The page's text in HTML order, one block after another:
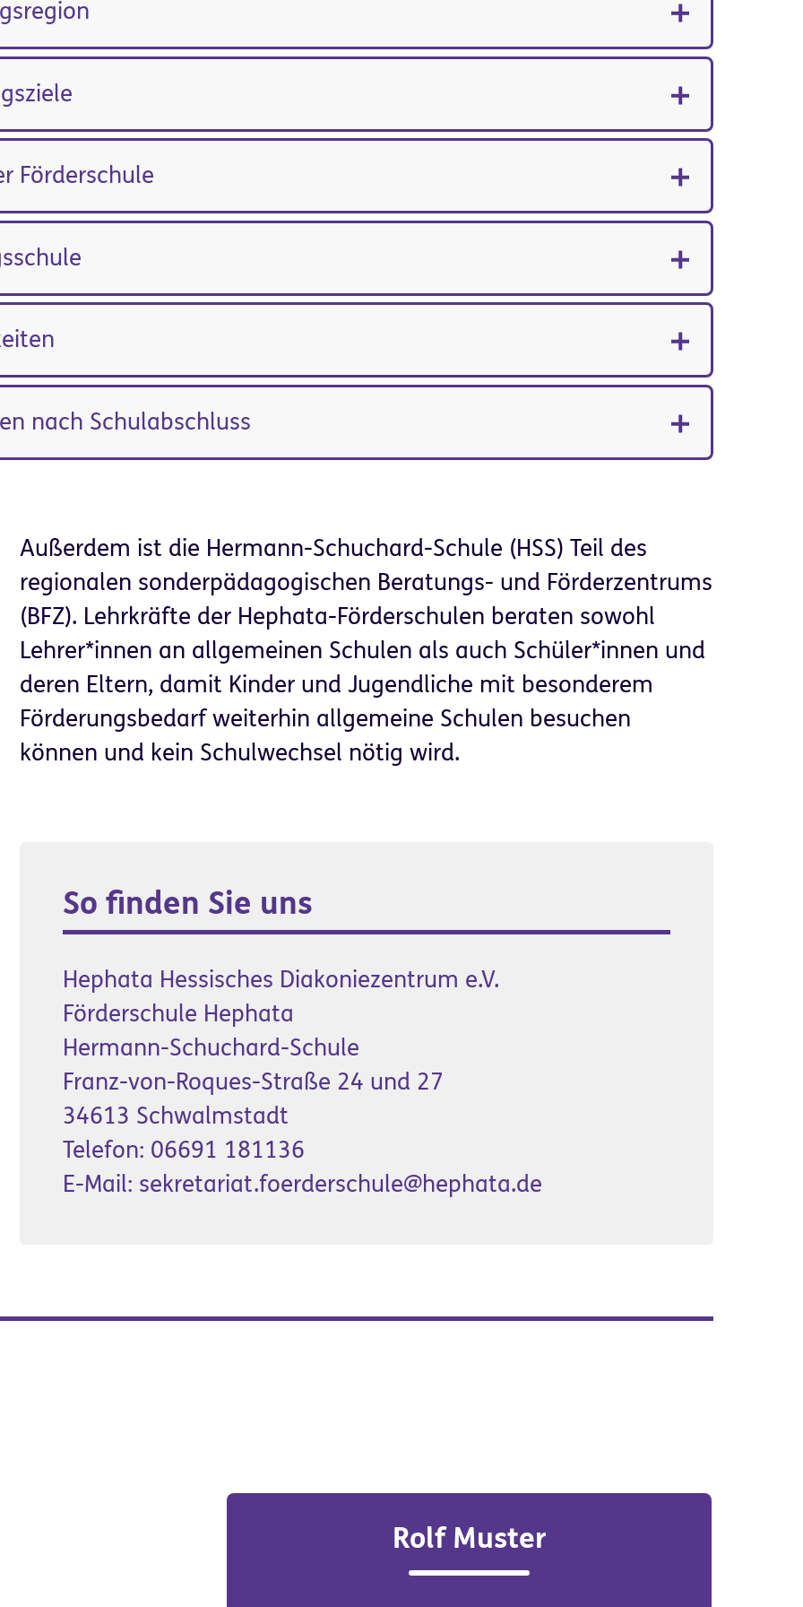
Förderschule
nach Schulabschluss
Außerdem ist die Hermann-Schuchard-Schule (HSS) Teil des
regionalen sonderpädagogischen Beratungs- und Förderzentrums
(BFZ). Lehrkräfte der Hephata-Förderschulen beraten sowohl
Lehrer*innen an allgemeinen Schulen als auch Schüler*innen und
deren Eltern, damit Kinder und Jugendliche mit besonderem
Förderungsbedarf weiterhin allgemeine Schulen besuchen
können und kein Schulwechsel nötig wird.
So finden Sie uns
Hephata Hessisches Diakoniezentrum e.V.
Förderschule Hephata
Hermann-Schuchard-Schule
Franz-von-Roques-Straße 24 und 27
34613 Schwalmstadt
Telefon: 06691 181136
E-Mail: sekretariat.foerderschule@hephata.de
Rolf Muster